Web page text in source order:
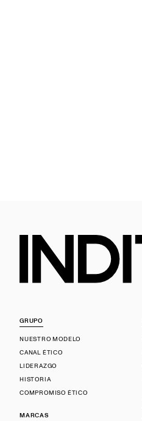
GRUPO
NUESTRO MODELO
CANAL ÉTICO
LIDERAZGO
HISTORIA
COMPROMISO ÉTICO
MARCAS